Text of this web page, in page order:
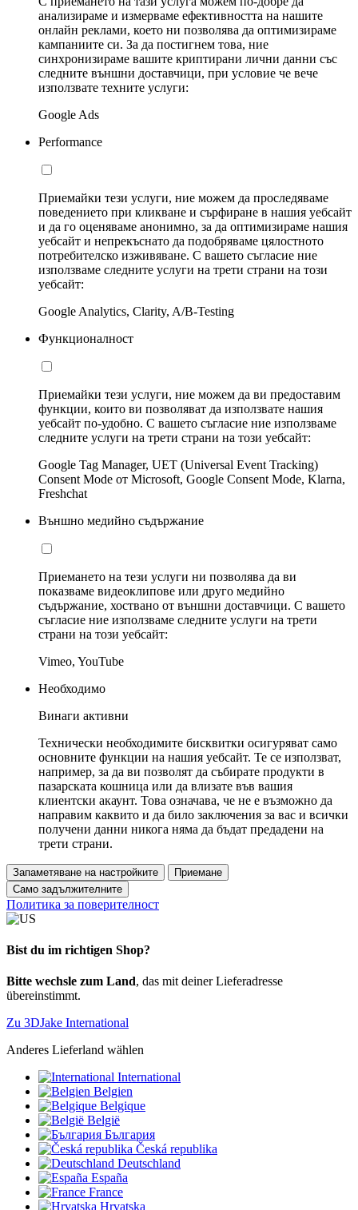
анализираме и измерваме ефективността на нашите
онлайн реклами, което ни позволява да оптимизираме
кампаниите си. За да постигнем това, ние
синхронизираме вашите криптирани лични данни със
следните външни доставчици, при условие че вече
използвате техните услуги:
Google Ads
Performance
Приемайки тези услуги, ние можем да проследяваме
поведението при кликване и сърфиране в нашия уебсайт
и да го оценяваме анонимно, за да оптимизираме нашия
уебсайт и непрекъснато да подобряваме цялостното
потребителско изживяване. С вашето съгласие ние
използваме следните услуги на трети страни на този
уебсайт:
Google Analytics, Clarity, A/B-Testing
Функционалност
Приемайки тези услуги, ние можем да ви предоставим
функции, които ви позволяват да използвате нашия
уебсайт по-удобно. С вашето съгласие ние използваме
следните услуги на трети страни на този уебсайт:
Google Tag Manager, UET (Universal Event Tracking)
Consent Mode от Microsoft, Google Consent Mode, Klarna,
Freshchat
Външно медийно съдържание
Приемането на тези услуги ни позволява да ви
показваме видеоклипове или друго медийно
съдържание, хоствано от външни доставчици. С вашето
съгласие ние използваме следните услуги на трети
страни на този уебсайт:
Vimeo, YouTube
Необходимо
Винаги активни
Технически необходимите бисквитки осигуряват само
основните функции на нашия уебсайт. Те се използват,
например, за да ви позволят да събирате продукти в
пазарската кошница или да влизате във вашия
клиентски акаунт. Това означава, че не е възможно да
направим каквито и да било заключения за вас и всички
получени данни никога няма да бъдат предадени на
трети страни.
Запаметяване на настройките
Приемане
Само задължителните
Политика за поверителност
Bist du im richtigen Shop?
Bitte wechsle zum Land, das mit deiner Lieferadresse
übereinstimmt.
Zu 3DJake International
Anderes Lieferland wählen
International
Belgien
Belgique
België
България
Česká republika
Deutschland
España
France
Hrvatska